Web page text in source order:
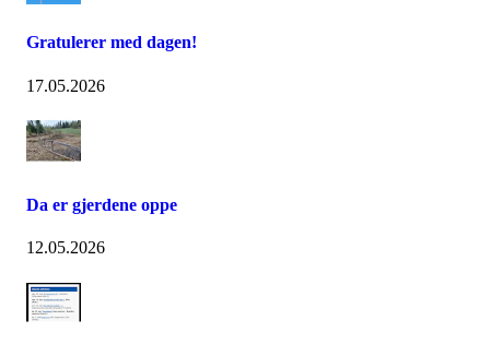
Gratulerer med dagen!
17.05.2026
Da er gjerdene oppe
12.05.2026